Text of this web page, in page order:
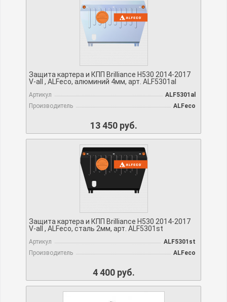
Защита картера и КПП Brilliance H530 2014-2017
V-all , ALFeco, алюминий 4мм, арт. ALF5301al
Артикул
ALF5301al
Производитель
ALFeco
13 450 руб.
Защита картера и КПП Brilliance H530 2014-2017
V-all , ALFeco, сталь 2мм, арт. ALF5301st
Артикул
ALF5301st
Производитель
ALFeco
4 400 руб.